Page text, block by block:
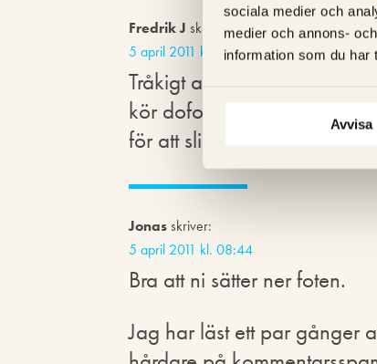
sociala medier och
medier och annons-
information som du har
Avvisa
Fredrik J skriver:
5 april 2011 kl. 08:42
Tråkigt att se
kör dofollow på sina
för att slippa de där 3
Jonasskriver:
5 april 2011 kl. 08:44
Bra att ni sätter ner foten.
Jag har läst ett par gånger